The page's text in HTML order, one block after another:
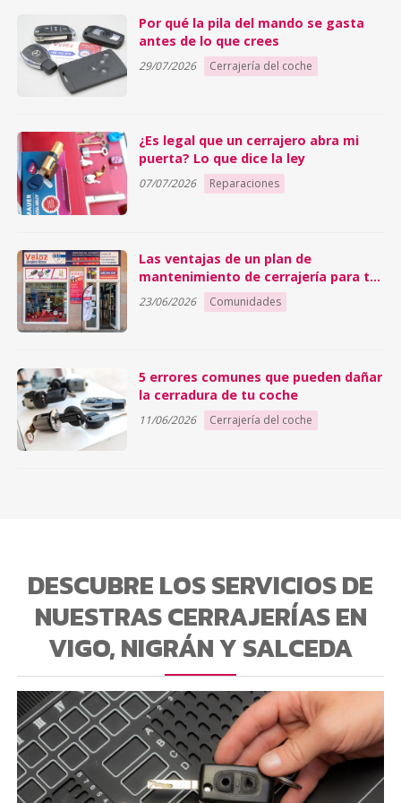
Por qué la pila del mando se gasta
antes de lo que crees
29/07/2026 Cerrajería del coche
¿Es legal que un cerrajero abra mi
puerta? Lo que dice la ley
07/07/2026 Reparaciones
Las ventajas de un plan de
mantenimiento de cerrajería para tu
comunidad
23/06/2026 Comunidades
5 errores comunes que pueden dañar
la cerradura de tu coche
11/06/2026 Cerrajería del coche
DESCUBRE LOS SERVICIOS DE
NUESTRAS CERRAJERÍAS EN
VIGO, NIGRÁN Y SALCEDA